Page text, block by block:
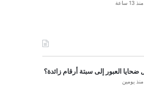
منذ 13 ساعة
ضحايا العبور إلى سبتة أرقام زائدة؟
منذ يومين